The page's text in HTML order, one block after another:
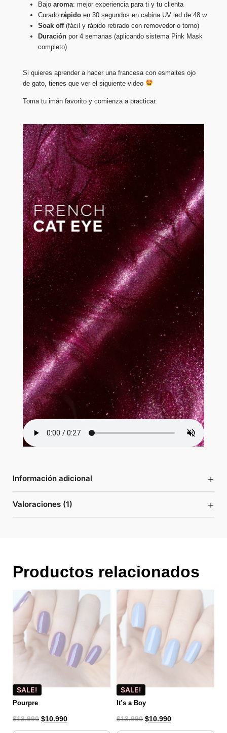
Bajo aroma: mejor experiencia para ti y tu clienta
Curado rápido en 30 segundos en cabina UV led de 48 w
Soak off(fácil y rápido retirado con removedor o torno)
Duración por 4 semanas (aplicando sistema Pink Mask
completo)
Si quieres aprender a hacer una francesa con esmaltes ojo
de gato, tienes que ver el siguiente video
Toma tu imán favorito y comienza a practicar.
Información adicional +
Valoraciones (1) +
Productos relacionados
SALE!
Pourpre
$13.990 $10.990
SALE!
It’s a Boy
$13.990 $10.990